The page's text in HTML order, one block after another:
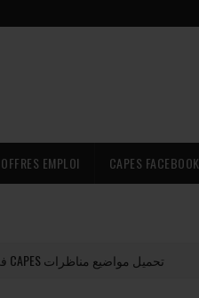
OFFRES EMPLOI CAPES FACEBOOK
تحميل مواضيع مناظرات CAPES في تونس مع الإصلاح PDF (جميع المواد)